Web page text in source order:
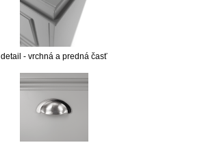
detail - vrchná a predná časť